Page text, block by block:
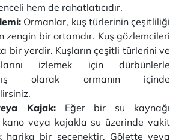
hem de rahatlatıcıdır.
Ormanlar, kuş türlerinin çeşitliliği
zengin bir ortamdır. Kuş gözlemcileri
bir yerdir. Kuşların çeşitli türlerini ve
izlemek için dürbünlerle
olarak ormanın içinde
Kajak:Eğer bir su kaynağı
kano veya kajakla su üzerinde vakit
harika bir seçenektir. Gölette veya